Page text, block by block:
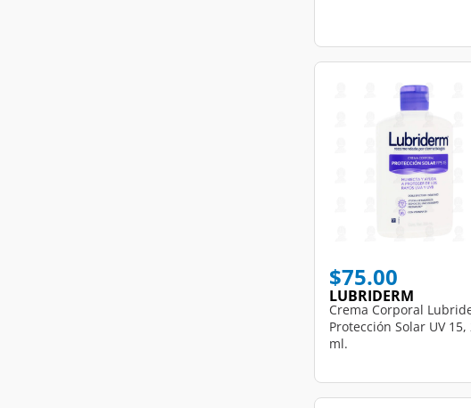
$75.00
LUBRIDERM
Crema Corporal
Protección Solar UV 15,
ml.